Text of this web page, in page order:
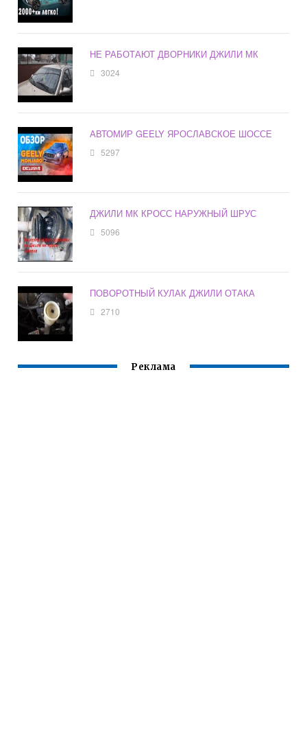
НЕ РАБОТАЮТ ДВОРНИКИ ДЖИЛИ МК
3024
АВТОМИР GEELY ЯРОСЛАВСКОЕ ШОССЕ
5297
ДЖИЛИ МК КРОСС НАРУЖНЫЙ ШРУС
5096
ПОВОРОТНЫЙ КУЛАК ДЖИЛИ ОТАКА
2710
Реклама